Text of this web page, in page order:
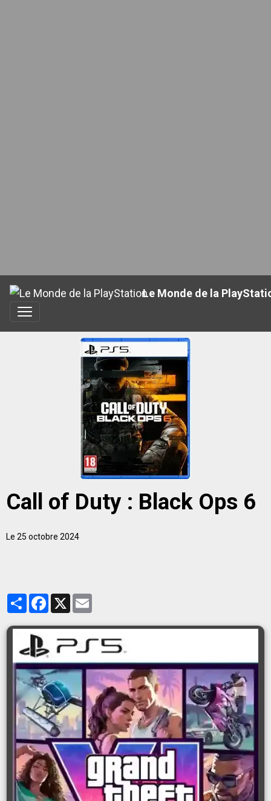
Le Monde de la
Call of Duty : Black Ops 6
Le 25 octobre 2024
PartagerFacebook
X